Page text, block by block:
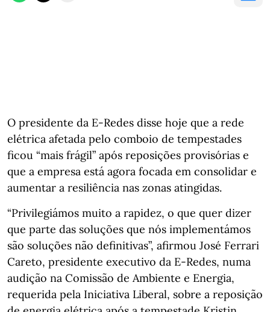
O presidente da E-Redes disse hoje que a rede
elétrica afetada pelo comboio de tempestades
ficou “mais frágil” após reposições provisórias e
que a empresa está agora focada em consolidar e
aumentar a resiliência nas zonas atingidas.
“Privilegiámos muito a rapidez, o que quer dizer
que parte das soluções que nós implementámos
são soluções não definitivas”, afirmou José Ferrari
Careto, presidente executivo da E-Redes, numa
audição na Comissão de Ambiente e Energia,
requerida pela Iniciativa Liberal, sobre a reposição